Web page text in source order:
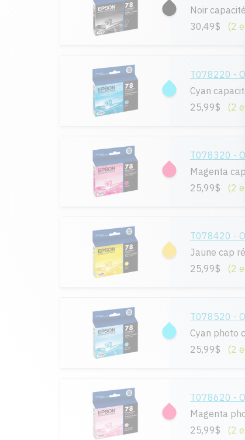
Noir
30,49$
(2
T078220 -
Cyan
25,99$
(2
T078320 -
Magenta
25,99$
(2
T078420 -
Jaune cap
25,99$
(2
T078520 -
Cyan photo
25,99$
(2
T078620 -
Magenta
25,99$
(2